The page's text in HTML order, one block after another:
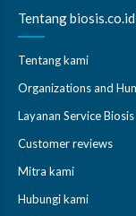
Tentang biosis.co.id
Tentang kami
Organizations and
Layanan Service Biosis
Customer reviews
Mitra kami
Hubungi kami